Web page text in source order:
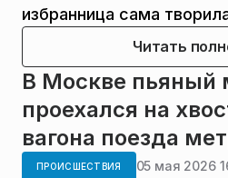
избранница сама
Читать
В Москве пьяный
проехался на
вагона поезда
ПРОИСШЕСТВИЯ 05 мая 2026